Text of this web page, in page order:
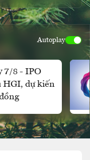
Autoplay
7/8 - IPO
HGI, dự kiến